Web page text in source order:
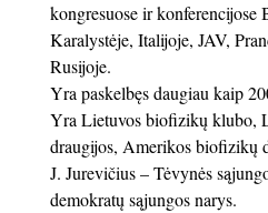
kongresuose ir konferencijose
Karalystėje, Italijoje, JAV,
Rusijoje.
Yra paskelbęs daugiau kaip
Yra Lietuvos biofizikų klubo,
draugijos, Amerikos biofizikų
J. Jurevičius – Tėvynės
demokratų sąjungos narys.